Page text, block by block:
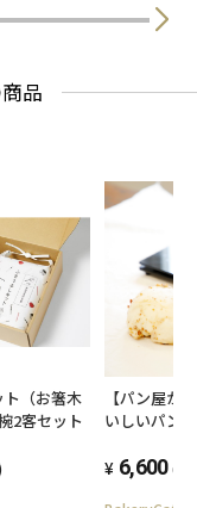
品
（お箸木
2客セット
【パン屋が
いしいパン
スを作ろう
6,600 (税